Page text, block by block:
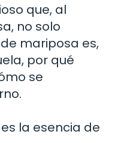
que, al
no solo
mariposa es,
por qué
se
la esencia de